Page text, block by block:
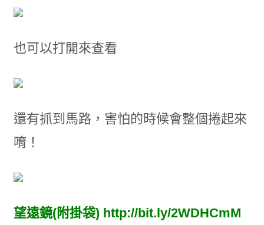
也可以打開來查看
還有抓到馬路，害怕的時候會整個捲起來
唷！
望遠鏡(附掛袋)http://bit.ly/2WDHCmM